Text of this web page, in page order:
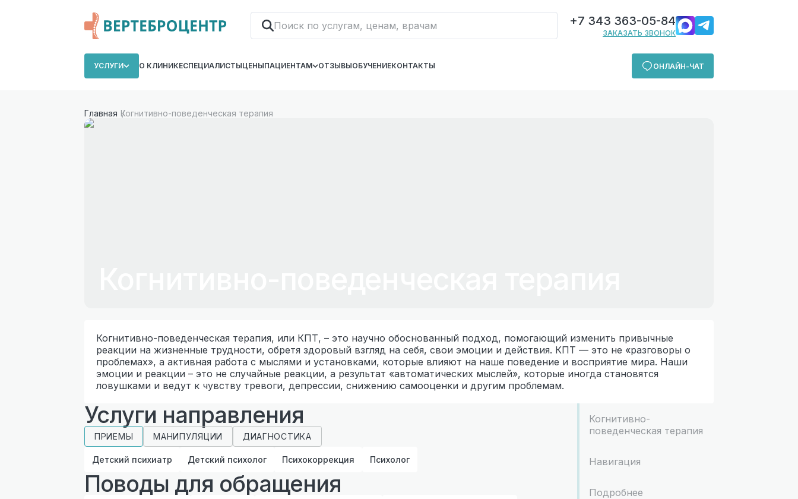
+7 343 363-05-84
ЗАКАЗАТЬ ЗВОНОК
УСЛУГИ О КЛИНИКЕСПЕЦИАЛИСТЫЦЕНЫПАЦИЕНТАМ ОТЗЫВЫОБУЧЕНИЕКОНТАКТЫ ОНЛАЙН-ЧАТ
Главная Когнитивно-поведенческая терапия
Когнитивно-поведенческая терапия, или КПТ, – это научно обоснованный подход, помогающий изменить привычные
реакции на жизненные трудности, обретя здоровый взгляд на себя, свои эмоции и действия. КПТ — это не «разговоры о
проблемах», а активная работа с мыслями и установками, которые влияют на наше поведение и восприятие мира. Наши
эмоции и реакции – это не случайные реакции, а результат «автоматических мыслей», которые иногда становятся
ловушками и ведут к чувству тревоги, депрессии, снижению самооценки и другим проблемам.
Услуги направления
ПРИЕМЫ МАНИПУЛЯЦИИ ДИАГНОСТИКА
Детский психиатр Детский психолог Психокоррекция Психолог
Поводы для обращения
Когнитивно-
поведенческая терапия
Навигация
Подробнее